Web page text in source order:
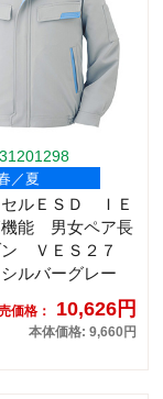
31201298
／夏
ルＥＳＤ ＩＥ
機能 男女ペア長
ＶＥＳ２７
ルバーグレー
価格： 10,626円
本体価格: 9,660円